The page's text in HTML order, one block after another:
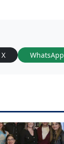
X WhatsApp